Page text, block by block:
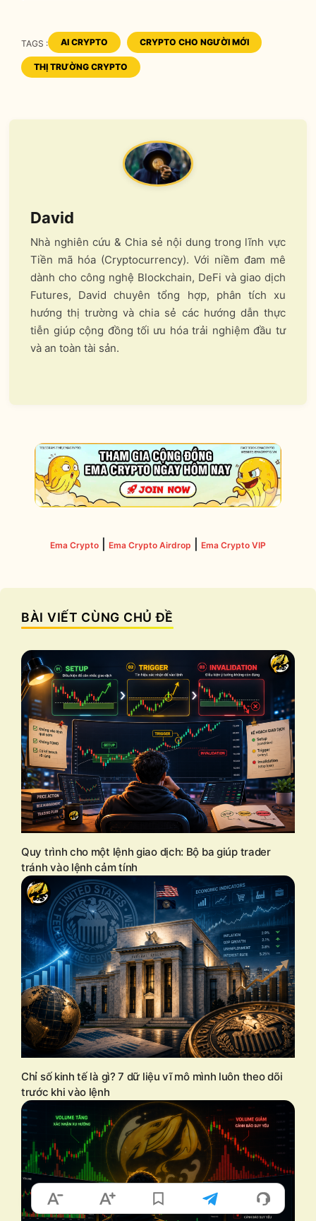
TAGS :
TAGS
AI CRYPTO CRYPTO CHO NGƯỜI MỚI
THỊ TRƯỜNG CRYPTO
David
Nhà nghiên cứu & Chia sẻ nội dung trong lĩnh vực
Tiền mã hóa (Cryptocurrency). Với niềm đam mê
dành cho công nghệ Blockchain, DeFi và giao dịch
Futures, David chuyên tổng hợp, phân tích xu
hướng thị trường và chia sẻ các hướng dẫn thực
tiễn giúp cộng đồng tối ưu hóa trải nghiệm đầu tư
và an toàn tài sản.
Ema Crypto Ema Crypto Airdrop Ema Crypto VIP
BÀI VIẾT CÙNG CHỦ ĐỀ
Quy trình cho một lệnh giao dịch: Bộ ba giúp trader
tránh vào lệnh cảm tính
Chỉ số kinh tế là gì? 7 dữ liệu vĩ mô mình luôn theo dõi
trước khi vào lệnh